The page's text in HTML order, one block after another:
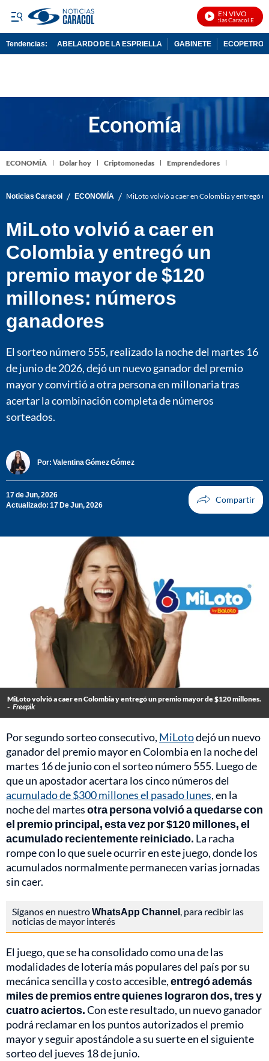
EN VIVO
Noticias Caracol En Vivo
Tendencias: ABELARDO DE LA ESPRIELLA GABINETE ECOPETROL
ECONOMÍA Dólar hoy Criptomonedas Emprendedores
Noticias Caracol / ECONOMÍA / MiLoto volvió a caer en Colombia y entregó
MiLoto volvió a caer en
Colombia y entregó un
premio mayor de $120
millones: números
ganadores
El sorteo número 555, realizado la noche del martes 16
de junio de 2026, dejó un nuevo ganador del premio
mayor y convirtió a otra persona en millonaria tras
acertar la combinación completa de números
sorteados.
Por: Valentina Gómez Gómez
17 de Jun, 2026
Actualizado: 17 De Jun, 2026
MiLoto volvió a caer en Colombia y entregó un premio mayor de $120 millones.
- Freepik
Por segundo sorteo consecutivo, MiLotodejó un nuevo
ganador del premio mayor en Colombia en la noche del
martes 16 de junio con el sorteo número 555. Luego de
que un apostador acertara los cinco números del
acumulado de $300 millones el pasado lunes, en la
noche del martesotra persona volvió a quedarse con
el premio principal, esta vez por $120 millones, el
acumulado recientemente reiniciado. La racha
rompe con lo que suele ocurrir en este juego, donde los
acumulados normalmente permanecen varias jornadas
sin caer.
Síganos en nuestroWhatsApp Channel, para recibir las
noticias de mayor interés
El juego, que se ha consolidado como una de las
modalidades de lotería más populares del país por su
mecánica sencilla y costo accesible,entregó además
miles de premios entre quienes lograron dos, tres y
cuatro aciertos.Con este resultado, un nuevo ganador
podrá reclamar en los puntos autorizados el premio
mayor y seguir apostándole a su suerte en el siguiente
sorteo del jueves 18 de junio.